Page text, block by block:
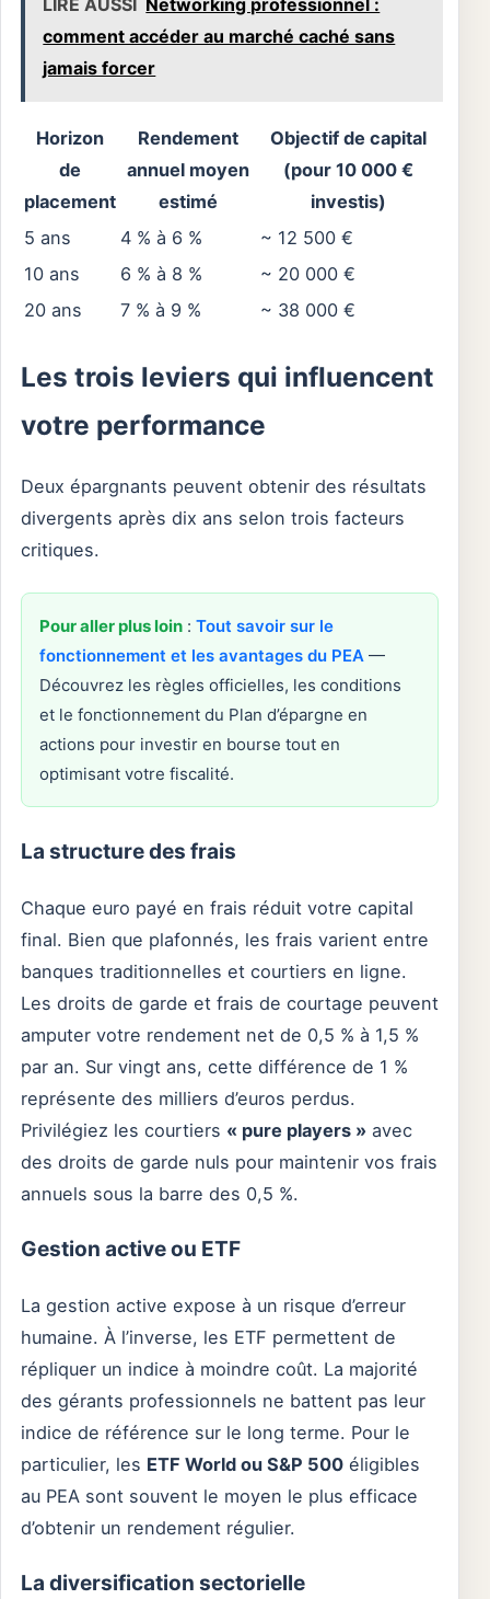
comment accéder au marché caché sans
jamais forcer
Horizon
de
placement
Rendement
annuel moyen
estimé
Objectif de capital
(pour 10 000 €
investis)
5 ans
4 % à 6 %
~ 12 500 €
10 ans
6 % à 8 %
~ 20 000 €
20 ans
7 % à 9 % ~ 38 000 €
Les trois leviers qui influencent
votre performance
Deux épargnants peuvent obtenir des résultats
divergents après dix ans selon trois facteurs
critiques.
Pour aller plus loin : Tout savoir sur le
fonctionnement et les avantages du PEA —
Découvrez les règles officielles, les conditions
et le fonctionnement du Plan d’épargne en
actions pour investir en bourse tout en
optimisant votre fiscalité.
La structure des frais
Chaque euro payé en frais réduit votre capital
final. Bien que plafonnés, les frais varient entre
banques traditionnelles et courtiers en ligne.
Les droits de garde et frais de courtage peuvent
amputer votre rendement net de 0,5 % à 1,5 %
par an. Sur vingt ans, cette différence de 1 %
représente des milliers d’euros perdus.
Privilégiez les courtiers « pure players » avec
des droits de garde nuls pour maintenir vos frais
annuels sous la barre des 0,5 %.
Gestion active ou ETF
La gestion active expose à un risque d’erreur
humaine. À l’inverse, les ETF permettent de
répliquer un indice à moindre coût. La majorité
des gérants professionnels ne battent pas leur
indice de référence sur le long terme. Pour le
particulier, les ETF World ou S&P 500 éligibles
au PEA sont souvent le moyen le plus efficace
d’obtenir un rendement régulier.
La diversification sectorielle